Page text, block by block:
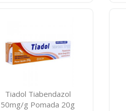
Tiadol Tiabendazol
50mg/g Pomada 20g